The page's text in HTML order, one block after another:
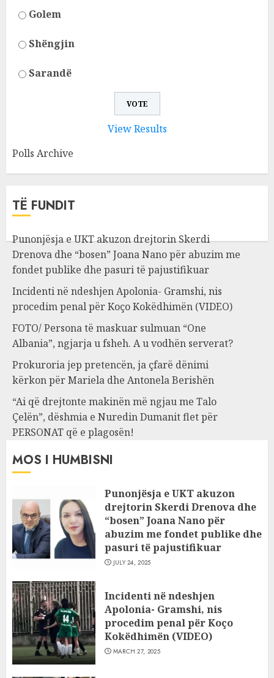
Golem
Shëngjin
Sarandë
View Results
Polls Archive
TË FUNDIT
Punonjësja e UKT akuzon drejtorin Skerdi
Drenova dhe “bosen” Joana Nano për abuzim me
fondet publike dhe pasuri të pajustifikuar
Incidenti në ndeshjen Apolonia- Gramshi, nis
procedim penal për Koço Kokëdhimën (VIDEO)
FOTO/ Persona të maskuar sulmuan “One
Albania”, ngjarja u fsheh. A u vodhën serverat?
Prokuroria jep pretencën, ja çfarë dënimi
kërkon për Mariela dhe Antonela Berishën
“Ai që drejtonte makinën më ngjau me Talo
Çelën”, dëshmia e Nuredin Dumanit flet për
PERSONAT që e plagosën!
MOS I HUMBISNI
Punonjësja e UKT akuzon
drejtorin Skerdi Drenova dhe
“bosen” Joana Nano për
abuzim me fondet publike dhe
pasuri të pajustifikuar
JULY 24, 2025
Incidenti në ndeshjen
Apolonia- Gramshi, nis
procedim penal për Koço
Kokëdhimën (VIDEO)
MARCH 27, 2025